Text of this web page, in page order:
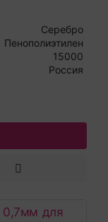
Серебро
Пенополиэтилен
15000
Россия